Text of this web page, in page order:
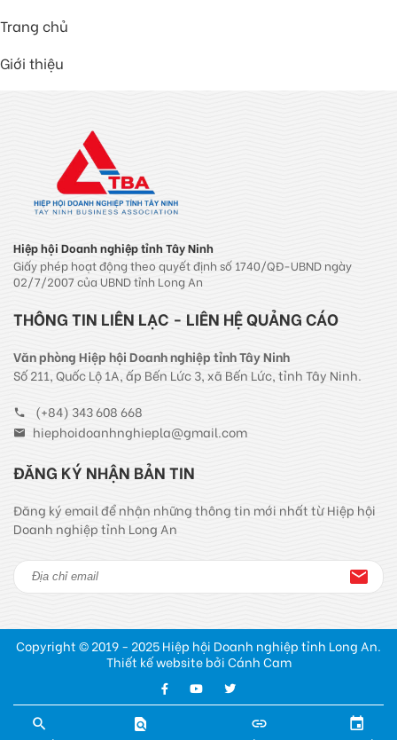
Trang chủ
Giới thiệu
Hiệp hội Doanh nghiệp tỉnh Tây Ninh
Giấy phép hoạt động theo quyết định số 1740/QĐ-UBND ngày
02/7/2007 của UBND tỉnh Long An
THÔNG TIN LIÊN LẠC - LIÊN HỆ QUẢNG CÁO
Văn phòng Hiệp hội Doanh nghiệp tỉnh Tây Ninh
Số 211, Quốc Lộ 1A, ấp Bến Lức 3, xã Bến Lức, tỉnh Tây Ninh.
(+84) 343 608 668
hiephoidoanhnghiepla@gmail.com
ĐĂNG KÝ NHẬN BẢN TIN
Đăng ký email để nhận những thông tin mới nhất từ Hiệp hội
Doanh nghiệp tỉnh Long An
Copyright © 2019 - 2025 Hiệp hội Doanh nghiệp tỉnh Long An.
Thiết kế website bởi Cánh Cam